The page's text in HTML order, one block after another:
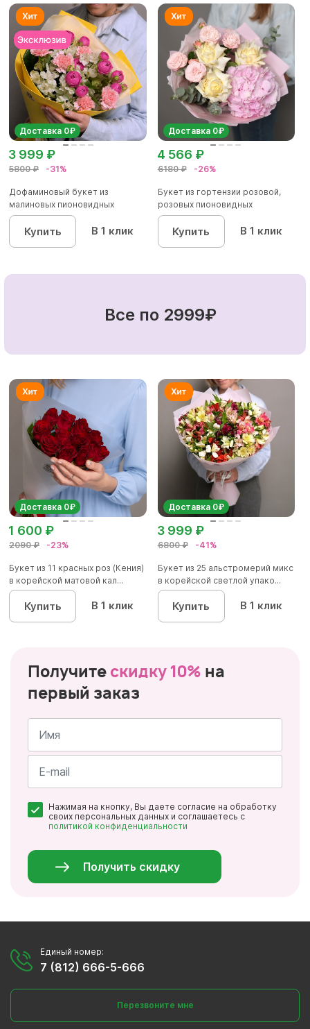
Доставка 0₽
5800 ₽ -31%
3 999 ₽
Дофаминовый букет из
малиновых пионовидных
кустовых роз...
Купить В 1 клик
Доставка 0₽
6180 ₽ -26%
4 566 ₽
Букет из гортензии розовой,
розовых пионовидных
кустовы...
Купить В 1 клик
Все по 2999₽
Доставка 0₽
2090 ₽ -23%
1 600 ₽
Букет из 11 красных роз (Кения)
в корейской матовой кал...
Купить В 1 клик
Доставка 0₽
6800 ₽ -41%
3 999 ₽
Букет из 25 альстромерий микс
в корейской светлой упако...
Купить В 1 клик
Получите скидку 10% на
первый заказ
Имя
*
Нажимая на кнопку, Вы даете согласие на обработку
своих персональных данных и соглашаетесь с
политикой конфиденциальности
Получить скидку
Единый номер:
7 (812) 666-5-666
Перезвоните мне